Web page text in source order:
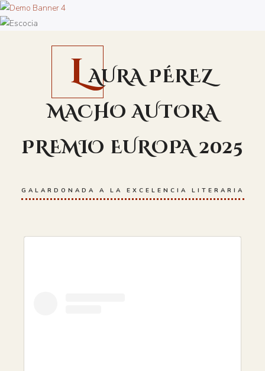
LAURA PÉREZ
MACHO AUTORA
PREMIO EUROPA 2025
GALARDONADA A LA EXCELENCIA LITERARIA